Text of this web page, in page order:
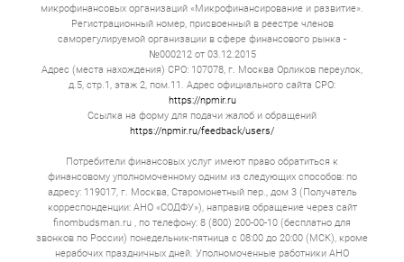
микрофинансовых организаций «Микрофинансирование и развитие».
Регистрационный номер, присвоенный в реестре членов
саморегулируемой организации в сфере финансового рынка -
№000212 от 03.12.2015
Адрес (места нахождения) СРО: 107078, г. Москва Орликов переулок,
д.5, стр.1, этаж 2, пом.11. Адрес официального сайта СРО:
https://npmir.ru
Ссылка на форму для подачи жалоб и обращений
https://npmir.ru/feedback/users/
Потребители финансовых услуг имеют право обратиться к
финансовому уполномоченному одним из следующих способов: по
адресу: 119017, г. Москва, Старомонетный пер., дом 3 (Получатель
корреспонденции: АНО «СОДФУ»), направив обращение через сайт
finombudsman.ru , по телефону: 8 (800) 200-00-10 (бесплатно для
звонков по России) понедельник-пятница с 08:00 до 20:00 (МСК), кроме
нерабочих праздничных дней. Уполномоченные работники АНО